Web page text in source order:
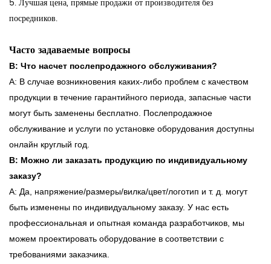
посредников.
Часто задаваемые вопросы
В: Что насчет послепродажного обслуживания?
А: В случае возникновения каких-либо проблем с качеством
продукции в течение гарантийного периода, запасные части
могут быть заменены бесплатно. Послепродажное
обслуживание и услуги по установке оборудования доступны
онлайн круглый год.
В: Можно ли заказать продукцию по индивидуальному
заказу?
А: Да, напряжение/размеры/вилка/цвет/логотип и т. д. могут
быть изменены по индивидуальному заказу. У нас есть
профессиональная и опытная команда разработчиков, мы
можем проектировать оборудование в соответствии с
требованиями заказчика.